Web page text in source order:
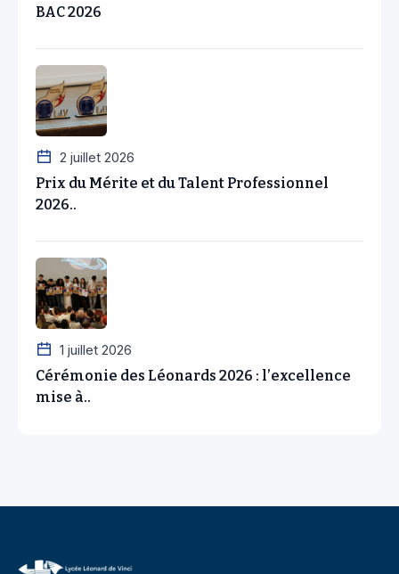
BAC 2026
2 juillet 2026
Prix du Mérite et du Talent Professionnel
2026..
1 juillet 2026
Cérémonie des Léonards 2026 : l’excellence
mise à..